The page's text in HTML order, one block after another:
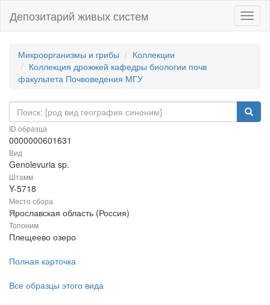
Депозитарий живых систем
Микроорганизмы и грибы
Коллекции
Коллекция дрожжей кафедры биологии почв
факультета Почвоведения МГУ
ID образца
0000000601631
Вид
Genolevuria sp.
Штамм
Y-5718
Место сбора
Ярославская область (Россия)
Топоним
Плещеево озеро
Полная карточка
Все образцы этого вида